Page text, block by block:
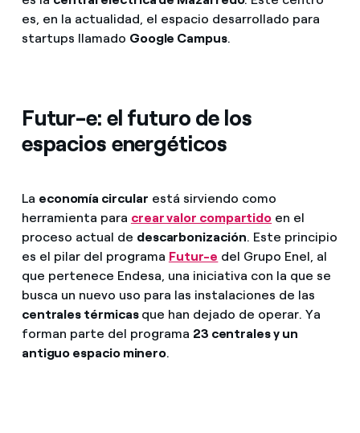
es, en la actualidad, el espacio desarrollado para
startups llamado Google Campus.
Futur-e: el futuro de los
espacios energéticos
La economía circular está sirviendo como
herramienta para crear valor compartido en el
proceso actual de descarbonización. Este principio
es el pilar del programa Futur-e del Grupo Enel, al
que pertenece Endesa, una iniciativa con la que se
busca un nuevo uso para las instalaciones de las
centrales térmicasque han dejado de operar. Ya
forman parte del programa 23 centrales y un
antiguo espacio minero.